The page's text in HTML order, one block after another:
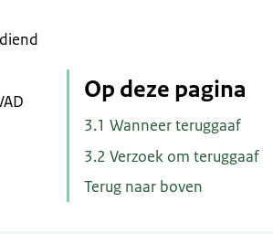
Op deze pagina
3.1 Wanneer teruggaaf
3.2 Verzoek om teruggaaf
Terug naar boven